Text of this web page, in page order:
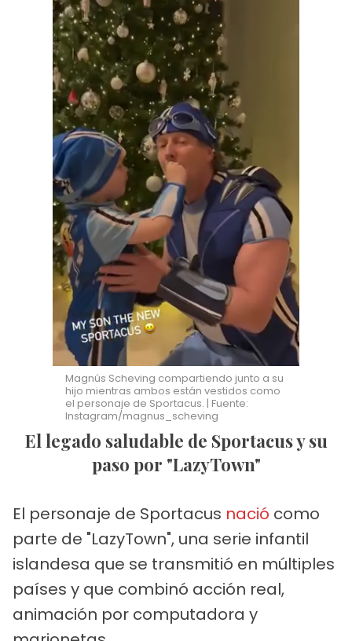
Magnús Scheving compartiendo junto a su
hijo mientras ambos están vestidos como
el personaje de Sportacus. | Fuente:
Instagram/magnus_scheving
El legado saludable de Sportacus y su
paso por "LazyTown"
El personaje de Sportacus nació como
parte de "LazyTown", una serie infantil
islandesa que se transmitió en múltiples
países y que combinó acción real,
animación por computadora y